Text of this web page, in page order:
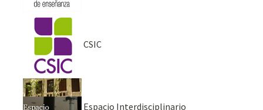
CSIC
Espacio Interdisciplinario